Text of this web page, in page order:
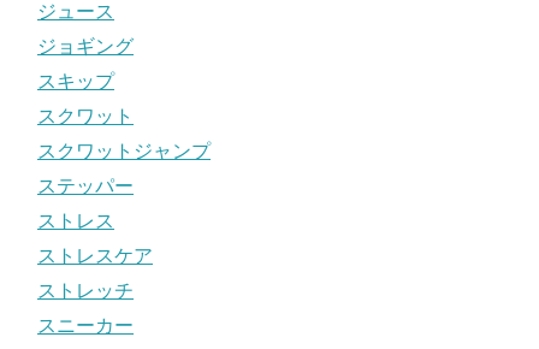
ジュース
ジョギング
スキップ
スクワット
スクワットジャンプ
ステッパー
ストレス
ストレスケア
ストレッチ
スニーカー